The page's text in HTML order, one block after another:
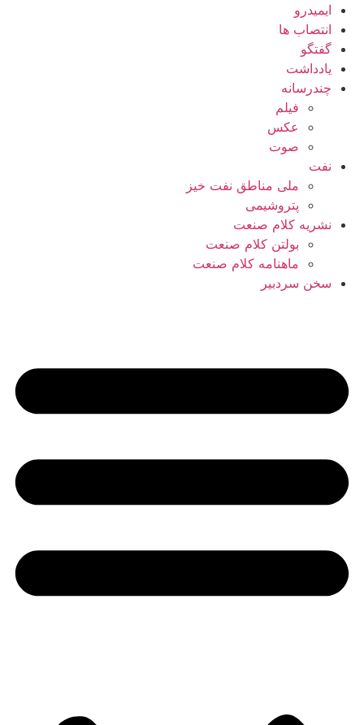
ایمیدرو
انتصاب ها
گفتگو
یادداشت
چندرسانه
فیلم
عکس
صوت
نفت
ملی مناطق نفت خیز
پتروشیمی
نشریه کلام صنعت
بولتن کلام صنعت
ماهنامه کلام صنعت
سخن سردبیر